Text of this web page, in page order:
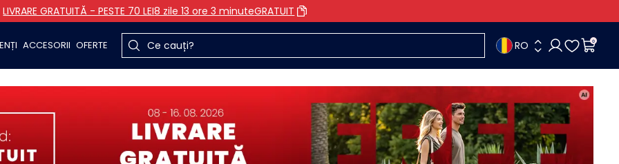
LIVRARE GRATUITĂ - PESTE 70 LEI8 zile 13 ore 3 minuteGRATUIT
ACCESORII OFERTE RO 0